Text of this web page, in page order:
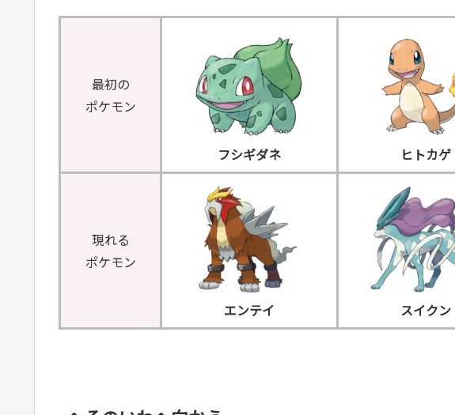
最初の
ポケモン
フシギダネ ヒトカゲ
現れる
ポケモン
エンテイ スイクン